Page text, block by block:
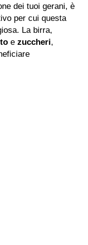
dei tuoi gerani, è
per cui questa
La birra,
ezuccheri,